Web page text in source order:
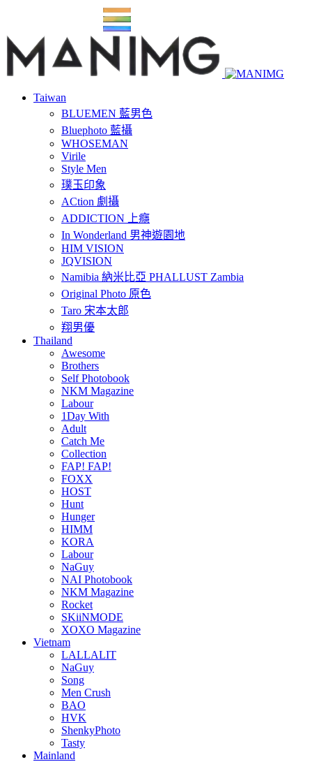
Taiwan
BLUEMEN 藍男色
Bluephoto 藍攝
WHOSEMAN
Virile
Style Men
璞玉印象
ACtion 劇攝
ADDICTION 上癮
In Wonderland 男神遊園地
HIM VISION
JQVISION
Namibia 納米比亞 PHALLUST Zambia
Original Photo 原色
Taro 宋本太郎
翔男優
Thailand
Awesome
Brothers
Self Photobook
NKM Magazine
Labour
1Day With
Adult
Catch Me
Collection
FAP! FAP!
FOXX
HOST
Hunt
Hunger
HIMM
KORA
Labour
NaGuy
NAI Photobook
NKM Magazine
Rocket
SKiiNMODE
XOXO Magazine
Vietnam
LALLALIT
NaGuy
Song
Men Crush
BAO
HVK
ShenkyPhoto
Tasty
Mainland